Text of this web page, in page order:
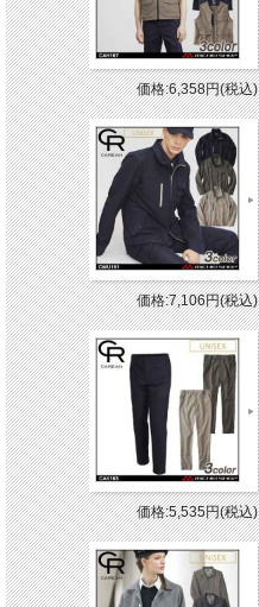
価格:6,358円(税込)
価格:7,106円(税込)
価格:5,535円(税込)